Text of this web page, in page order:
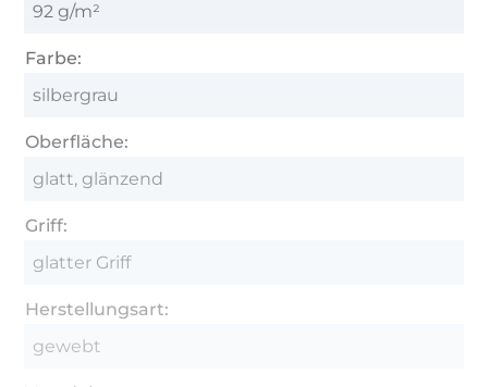
92 g/m²
Farbe:
silbergrau
Oberfläche:
glatt, glänzend
Griff:
glatter Griff
Herstellungsart:
gewebt